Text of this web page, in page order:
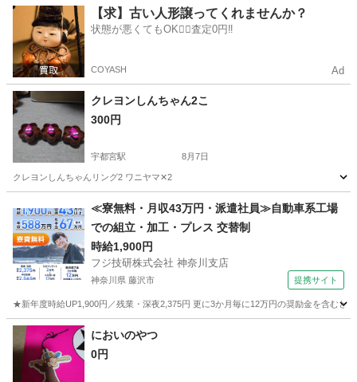
栃木 宇都宮市 宇都宮駅 家具 なにわ
【求】古い人形譲ってくれませんか？
状態が悪くてもOK🙆‍♀️査定0円‼️
COYASH Ad
クレヨンしんちゃん2こ
300円
宇都宮駅 8月7日
クレヨンしんちゃんリング2 ワニヤマ✕2
宇都宮駅 家具 クレヨンしんちゃん
≪寮無料・月収43万円・派遣社員≫自動車系工場
での組立・加工・プレス 交替制
時給1,900円
フジ技研株式会社 神奈川支店
神奈川県 藤沢市 提携サイト
★新年度時給UP1,900円／残業・深夜2,375円 更に3か月毎に12万円の奨励金を含む
神奈川 藤沢市 においのやつ
0円